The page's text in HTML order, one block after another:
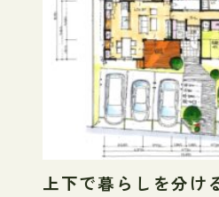
上下で暮らしを分け